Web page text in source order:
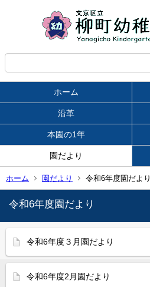
ホーム
沿革
本園の1年
園だより
ホーム 園だより 令和6年度園だより
令和6年度園だより
令和6年度３月園だより
令和6年度2月園だより